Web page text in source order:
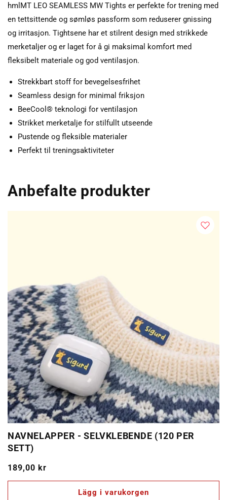
hmlMT LEO SEAMLESS MW Tights er perfekte for trening med
en tettsittende og sømløs passform som reduserer gnissing
og irritasjon. Tightsene har et stilrent design med strikkede
merketaljer og er laget for å gi maksimal komfort med
fleksibelt materiale og god ventilasjon.
Strekkbart stoff for bevegelsesfrihet
Seamless design for minimal friksjon
BeeCool® teknologi for ventilasjon
Strikket merketalje for stilfullt utseende
Pustende og fleksible materialer
Perfekt til treningsaktiviteter
Anbefalte produkter
NAVNELAPPER - SELVKLEBENDE (120 PER
SETT)
Ordinarie
pris
189,00 kr
Lägg i varukorgen